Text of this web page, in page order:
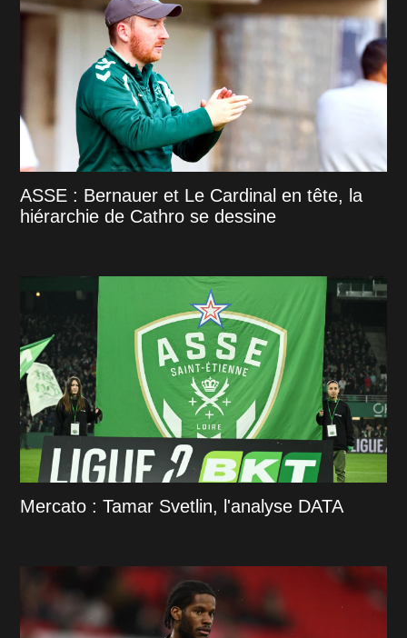
ASSE : Bernauer et Le Cardinal en tête, la
hiérarchie de Cathro se dessine
Mercato : Tamar Svetlin, l'analyse DATA